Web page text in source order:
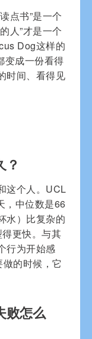
点书”是一个
人”才是一个
Dog这样的
变成一份看得
时间、看得见
？
这个人。UCL
，中位数是66
水）比复杂的
更快。与其
行为开始感
的时候，它
败怎么